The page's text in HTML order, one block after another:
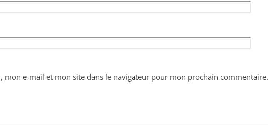
mon e-mail et mon site dans le navigateur pour mon prochain commentaire.